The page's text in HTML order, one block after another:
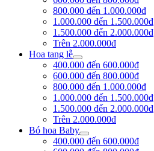
800.000 đến 1.000.000đ
1.000.000 đến 1.500.000đ
1.500.000 đến 2.000.000đ
Trên 2.000.000đ
Hoa tang lễ
400.000 đến 600.000đ
600.000 đến 800.000đ
800.000 đến 1.000.000đ
1.000.000 đến 1.500.000đ
1.500.000 đến 2.000.000đ
Trên 2.000.000đ
Bó hoa Baby
400.000 đến 600.000đ